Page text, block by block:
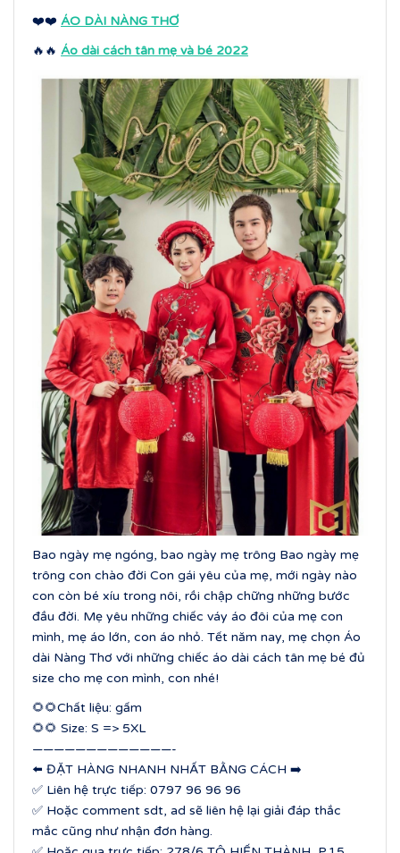
❤️❤️ ÁO DÀI NÀNG THƠ
🔥🔥 Áo dài cách tân mẹ và bé 2022
Bao ngày mẹ ngóng, bao ngày mẹ trông Bao ngày mẹ
trông con chào đời Con gái yêu của mẹ, mới ngày nào
con còn bé xíu trong nôi, rồi chập chững những bước
đầu đời. Mẹ yêu những chiếc váy áo đôi của mẹ con
mình, mẹ áo lớn, con áo nhỏ. Tết năm nay, mẹ chọn Áo
dài Nàng Thơ với những chiếc áo dài cách tân mẹ bé đủ
size cho mẹ con mình, con nhé!
🌻🌻Chất liệu: gấm
🌻🌻 Size: S => 5XL
—————————————-
⬅️ ĐẶT HÀNG NHANH NHẤT BẰNG CÁCH ➡️
✅ Liên hệ trực tiếp: 0797 96 96 96
✅ Hoặc comment sdt, ad sẽ liên hệ lại giải đáp thắc
mắc cũng như nhận đơn hàng.